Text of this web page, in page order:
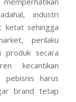
industri
ketat sehingga
perilaku
produk secara
kecantikan
pebisnis harus
brand tetap